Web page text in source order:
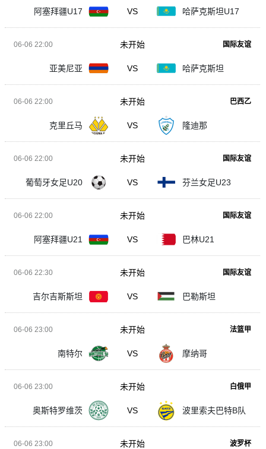
阿塞拜疆U17 VS 哈萨克斯坦U17
06-06 22:00 国际友谊
亚美尼亚 VS 哈萨克斯坦
未开始
06-06 22:00 巴西乙
克里丘马 VS 隆迪那
未开始
06-06 22:00 国际友谊
葡萄牙女足U20 VS 芬兰女足U23
未开始
06-06 22:00 国际友谊
阿塞拜疆U21 VS 巴林U21
未开始
06-06 22:30 国际友谊
吉尔吉斯斯坦 VS 巴勒斯坦
未开始
06-06 23:00 法篮甲
南特尔 VS 摩纳哥
未开始
06-06 23:00 白俄甲
奥斯特罗维茨 VS 波里索夫巴特B队
未开始
06-06 23:00 波罗杯
未开始